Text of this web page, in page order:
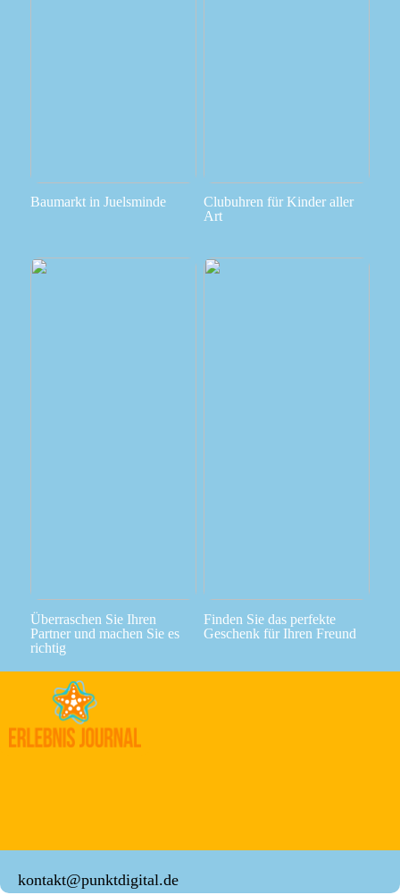
Baumarkt in Juelsminde
Clubuhren für Kinder aller
Art
Überraschen Sie Ihren
Partner und machen Sie es
richtig
Finden Sie das perfekte
Geschenk für Ihren Freund
kontakt@punktdigital.de